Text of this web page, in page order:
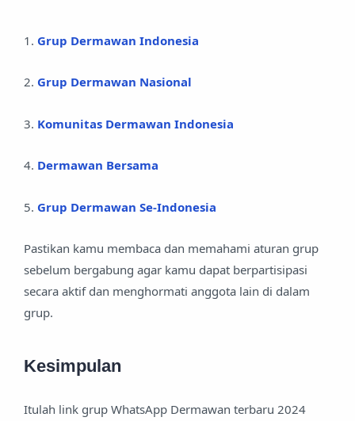
1. Grup Dermawan Indonesia
2. Grup Dermawan Nasional
3. Komunitas Dermawan Indonesia
4. Dermawan Bersama
5. Grup Dermawan Se-Indonesia
Pastikan kamu membaca dan memahami aturan grup
sebelum bergabung agar kamu dapat berpartisipasi
secara aktif dan menghormati anggota lain di dalam
grup.
Kesimpulan
Itulah link grup WhatsApp Dermawan terbaru 2024